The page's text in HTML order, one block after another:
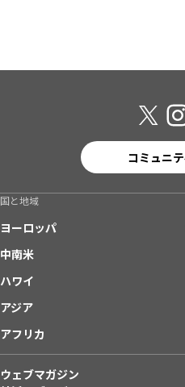
コミュニ
国と地域
ヨーロッパ
中南米
ハワイ
アジア
アフリカ
ウェブマガジン